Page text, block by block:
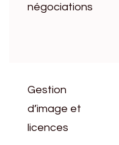
négociations
Gestion
d’image et
licences